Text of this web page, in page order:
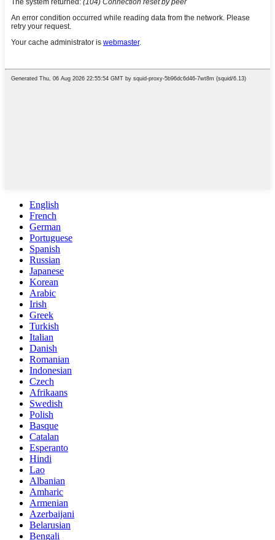
English
French
German
Portuguese
Spanish
Russian
Japanese
Korean
Arabic
Irish
Greek
Turkish
Italian
Danish
Romanian
Indonesian
Czech
Afrikaans
Swedish
Polish
Basque
Catalan
Esperanto
Hindi
Lao
Albanian
Amharic
Armenian
Azerbaijani
Belarusian
Bengali